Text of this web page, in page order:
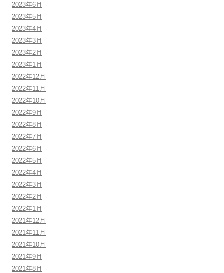
2023年6月
2023年5月
2023年4月
2023年3月
2023年2月
2023年1月
2022年12月
2022年11月
2022年10月
2022年9月
2022年8月
2022年7月
2022年6月
2022年5月
2022年4月
2022年3月
2022年2月
2022年1月
2021年12月
2021年11月
2021年10月
2021年9月
2021年8月